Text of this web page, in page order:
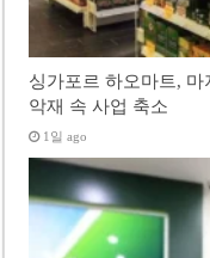
싱가포르 하오마트,
악재 속 사업 축소
1일 ago